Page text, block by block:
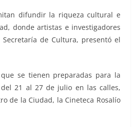
difundir la riqueza cultural e
donde artistas e investigadores
de Cultura, presentó el
se tienen preparadas para la
21 al 27 de julio en las calles,
de la Ciudad, la Cineteca Rosalío